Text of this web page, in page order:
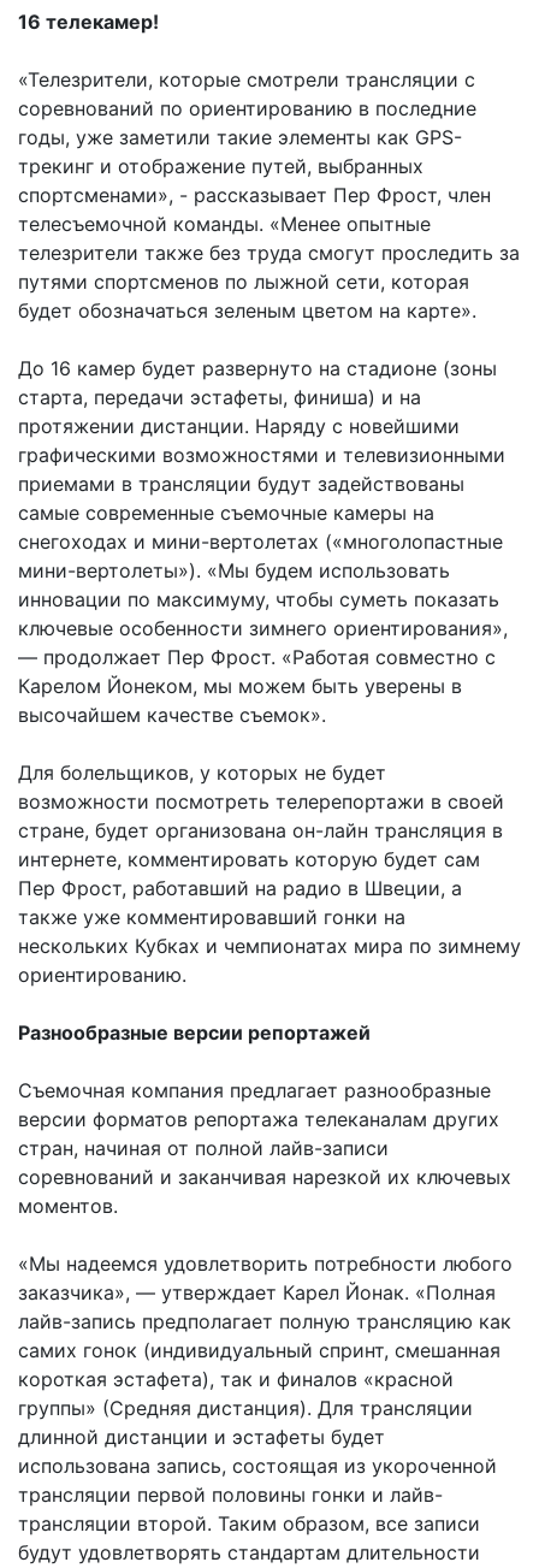
16 телекамер!
«Телезрители, которые смотрели трансляции с
соревнований по ориентированию в последние
годы, уже заметили такие элементы как GPS-
трекинг и отображение путей, выбранных
спортсменами», - рассказывает Пер Фрост, член
телесъемочной команды. «Менее опытные
телезрители также без труда смогут проследить за
путями спортсменов по лыжной сети, которая
будет обозначаться зеленым цветом на карте».
До 16 камер будет развернуто на стадионе (зоны
старта, передачи эстафеты, финиша) и на
протяжении дистанции. Наряду с новейшими
графическими возможностями и телевизионными
приемами в трансляции будут задействованы
самые современные съемочные камеры на
снегоходах и мини-вертолетах («многолопастные
мини-вертолеты»). «Мы будем использовать
инновации по максимуму, чтобы суметь показать
ключевые особенности зимнего ориентирования»,
— продолжает Пер Фрост. «Работая совместно с
Карелом Йонеком, мы можем быть уверены в
высочайшем качестве съемок».
Для болельщиков, у которых не будет
возможности посмотреть телерепортажи в своей
стране, будет организована он-лайн трансляция в
интернете, комментировать которую будет сам
Пер Фрост, работавший на радио в Швеции, а
также уже комментировавший гонки на
нескольких Кубках и чемпионатах мира по зимнему
ориентированию.
Разнообразные версии репортажей
Съемочная компания предлагает разнообразные
версии форматов репортажа телеканалам других
стран, начиная от полной лайв-записи
соревнований и заканчивая нарезкой их ключевых
моментов.
«Мы надеемся удовлетворить потребности любого
заказчика», — утверждает Карел Йонак. «Полная
лайв-запись предполагает полную трансляцию как
самих гонок (индивидуальный спринт, смешанная
короткая эстафета), так и финалов «красной
группы» (Средняя дистанция). Для трансляции
длинной дистанции и эстафеты будет
использована запись, состоящая из укороченной
трансляции первой половины гонки и лайв-
трансляции второй. Таким образом, все записи
будут удовлетворять стандартам длительности